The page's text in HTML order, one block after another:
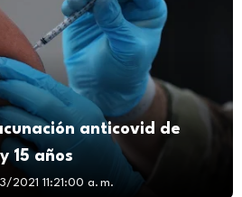
anticovid de
15 años
2021 11:21:00 a. m.